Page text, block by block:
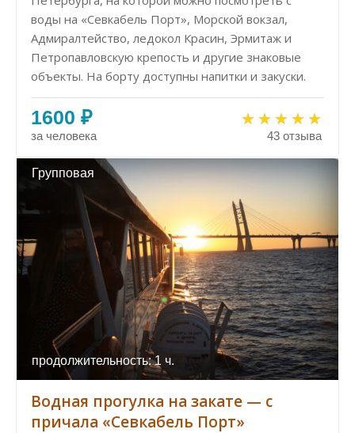
воды на «Севкабель Порт», Морской вокзал,
Адмиралтейство, ледокол Красин, Эрмитаж и
Петропавловскую крепость и другие знаковые
объекты. На борту доступны напитки и закуски.
1600 ₽
за человека 43 отзыва
Групповая
продолжительность: 1 ч.
Водная прогулка на закате — с
причала «Севкабель Порт»